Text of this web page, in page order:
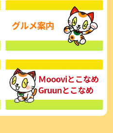
利では終われない「最終日頑張
】広瀬凜 6位で予選突破「勝負
こなめミライ予想図】トコタン